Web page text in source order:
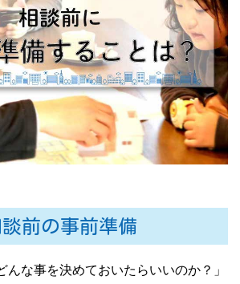
前の事前準備
んな事を決めておいたらいいのか？」